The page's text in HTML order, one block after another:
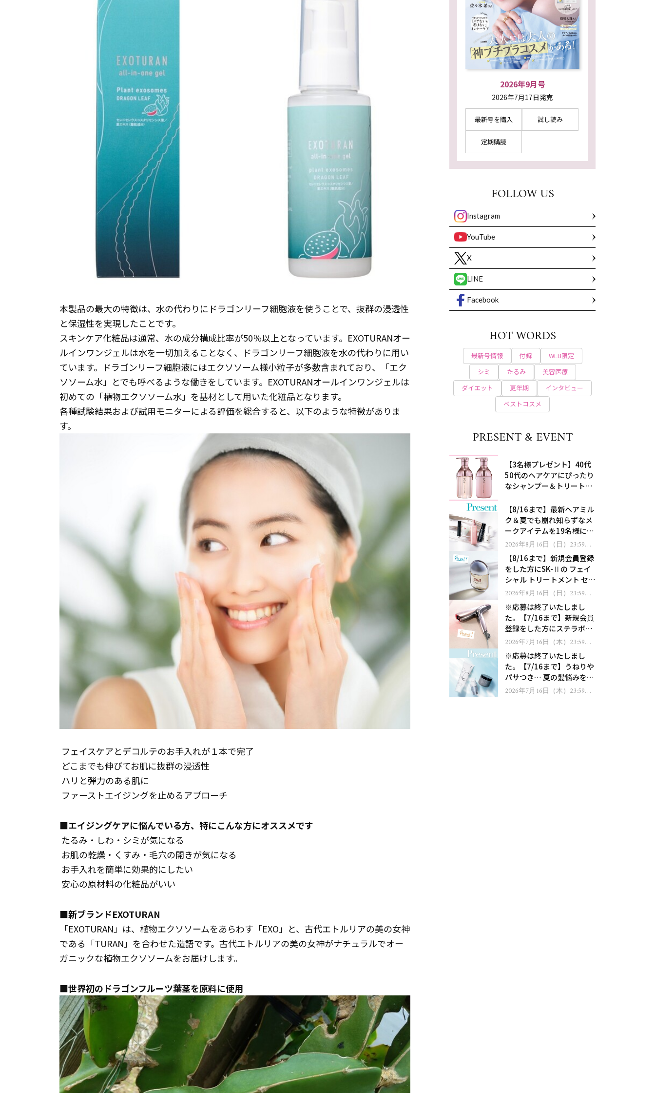
本製品の最大の特徴は、水の代わりにドラゴンリーフ細胞液を使うことで、抜群の浸透性
と保湿性を実現したことです。
スキンケア化粧品は通常、水の成分構成比率が50％以上となっています。EXOTURANオー
ルインワンジェルは水を一切加えることなく、ドラゴンリーフ細胞液を水の代わりに用い
ています。ドラゴンリーフ細胞液にはエクソソーム様小粒子が多数含まれており、「エク
ソソーム水」とでも呼べるような働きをしています。EXOTURANオールインワンジェルは
初めての「植物エクソソーム水」を基材として用いた化粧品となります。
各種試験結果および試用モニターによる評価を総合すると、以下のような特徴がありま
す。
 フェイスケアとデコルテのお手入れが１本で完了
 どこまでも伸びてお肌に抜群の浸透性
 ハリと弾力のある肌に
 ファーストエイジングを止めるアプローチ
■エイジングケアに悩んでいる方、特にこんな方にオススメです
 たるみ・しわ・シミが気になる
 お肌の乾燥・くすみ・毛穴の開きが気になる
 お手入れを簡単に効果的にしたい
 安心の原材料の化粧品がいい
■新ブランドEXOTURAN
「EXOTURAN」は、植物エクソソームをあらわす「EXO」と、古代エトルリアの美の女神
である「TURAN」を合わせた造語です。古代エトルリアの美の女神がナチュラルでオー
ガニックな植物エクソソームをお届けします。
■世界初のドラゴンフルーツ葉茎を原料に使用
2026年9月号
2026年7月17日発売
最新号を購入 試し読み
定期購読
FOLLOW US
Instagram
YouTube
X
LINE
Facebook
HOT WORDS
最新号情報 付録
WEB限定
シミ
たるみ
美容医療
ダイエット
更年期
インタビュー
ベストコスメ
PRESENT & EVENT
【3名様プレゼント】40代
50代のヘアケアにぴったり
なシャンプー＆トリートメ
処！
【8/16まで】最新ヘアミル
ク＆夏でも崩れ知らずなメ
ークアイテムを19名様にプ
レゼント！
2026年8月16日（日）23:59ま
で【8/16まで】新規会員登録
をした方にSK-Ⅱの フェイ
シャル トリートメント セラ
ムをプレゼント！
2026年8月16日（日）23:59ま
※応募は終了いたしまし
た。【7/16まで】新規会員
登録をした方にステラボー
テのシャインリバース ヘア
ゼント！
2026年7月16日（木）23:59ま
※応募は終了いたしまし
た。【7/16まで】うねりや
パサつき… 夏の髪悩みを解
消するヘアケアアイテムを
2026年7月16日（木）23:59ま